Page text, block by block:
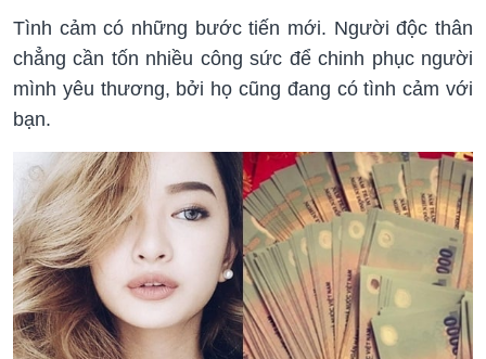
Tình cảm có những bước tiến mới. Người độc thân
chẳng cần tốn nhiều công sức để chinh phục người
mình yêu thương, bởi họ cũng đang có tình cảm với
bạn.